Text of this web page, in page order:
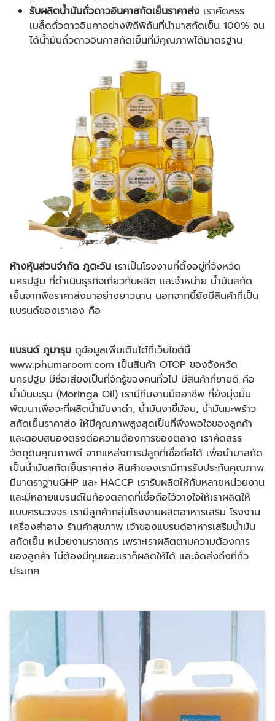
รับผลิตน้ำมันถั่วดาวอินคาสกัดเย็นราคาส่ง เราคัดสรร
เมล็ดถั่วดาวอินคาอย่างพิถีพิถันที่นำมาสกัดเย็น 100% จน
ได้น้ำมันถั่วดาวอินคาสกัดเย็นที่มีคุณภาพได้มาตรฐาน
ห้างหุ้นส่วนจำกัด ภูตะวัน เราเป็นโรงงานที่ตั้งอยู่ที่จังหวัด
นครปฐม ที่ดำเนินธุรกิจเกี่ยวกับผลิต และจำหน่าย น้ำมันสกัด
เย็นจากพืชราคาส่งมาอย่างยาวนาน นอกจากนี้ยังมีสินค้าที่เป็น
แบรนด์ของเราเอง คือ
แบรนด์ ภูมารุม ดูข้อมูลเพิ่มเติมได้ที่เว็บไซต์นี้
www.phumaroom.com เป็นสินค้า OTOP ของจังหวัด
นครปฐม มีชื่อเสียงเป็นที่จักรู้ของคนทั่วไป มีสินค้าที่ขายดี คือ
น้ำมันมะรุม (Moringa Oil) เรามีทีมงานมืออาชีพ ที่ยังมุ่งมั่น
พัฒนาเพื่อจะที่ผลิตน้ำมันงาดำ, น้ำมันงาขี้ม้อน, น้ำมันมะพร้าว
สกัดเย็นราคาส่ง ให้มีคุณภาพสูงสุดเป็นที่พึ่งพอใจของลูกค้า
และตอบสนองตรงต่อความต้องการของตลาด เราคัดสรร
วัตถุดิบคุณภาพดี จากแหล่งการปลูกที่เชื่อถือได้ เพื่อนำมาสกัด
เป็นน้ำมันสกัดเย็นราคาส่ง สินค้าของเรามีการรับประกันคุณภาพ
มีมาตราฐานGHP และ HACCP เรารับผลิตให้กับหลายหน่วยงาน
และมีหลายแบรนด์ในท้องตลาดที่เชื่อถือไว้วางใจให้เราผลิตให้
แบบครบวงจร เรามีลูกค้ากลุ่มโรงงานผลิตอาหารเสริม โรงงาน
เครื่องสำอาง ร้านค้าสุขภาพ เจ้าของแบรนด์อาหารเสริมน้ำมัน
สกัดเย็น หน่วยงานราชการ เพราะเราผลิตตามความต้องการ
ของลูกค้า ไม่ต้องมีทุนเยอะเราก็ผลิตให้ได้ และจัดส่งถึงที่ทั่ว
ประเทศ